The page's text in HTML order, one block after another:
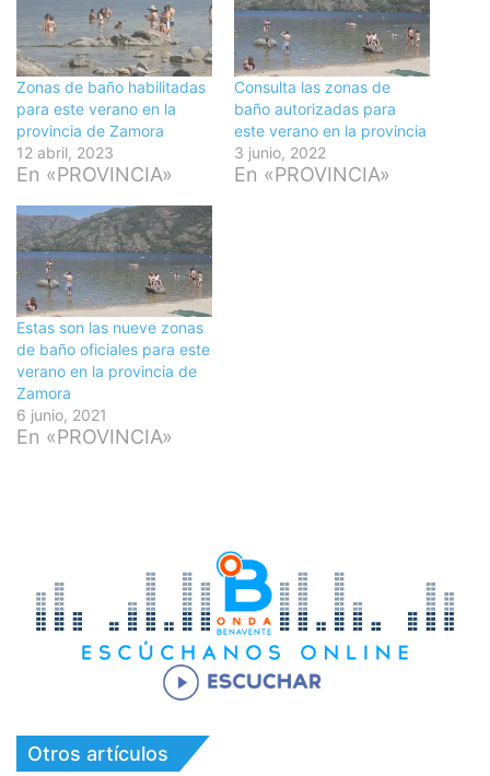
Zonas de baño habilitadas
para este verano en la
provincia de Zamora
12 abril, 2023
En «PROVINCIA»
Consulta las zonas de
baño autorizadas para
este verano en la provincia
3 junio, 2022
En «PROVINCIA»
Estas son las nueve zonas
de baño oficiales para este
verano en la provincia de
Zamora
6 junio, 2021
En «PROVINCIA»
Otros artículos